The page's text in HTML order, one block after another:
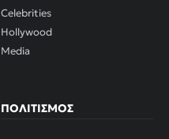
Celebrities
Hollywood
Media
ΠΟΛΙΤΙΣΜΌΣ